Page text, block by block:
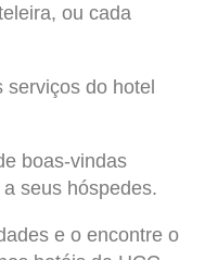
ou cada
serviços do hotel
boas-vindas
seus hóspedes.
e o encontre o